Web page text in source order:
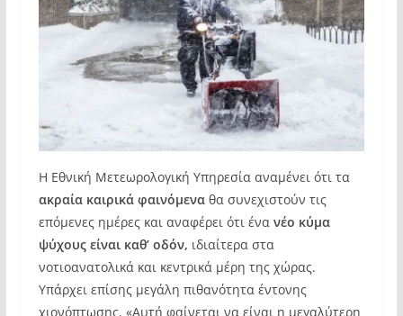
Η Εθνική Μετεωρολογική Υπηρεσία αναμένει ότι τα
ακραία καιρικά φαινόμενα θα συνεχιστούν τις
επόμενες ημέρες και αναφέρει ότι ένα νέο κύμα
ψύχους είναι καθ’ οδόν, ιδιαίτερα στα
νοτιοανατολικά και κεντρικά μέρη της χώρας.
Υπάρχει επίσης μεγάλη πιθανότητα έντονης
χιονόπτωσης. «Αυτή φαίνεται να είναι η μεγαλύτερη